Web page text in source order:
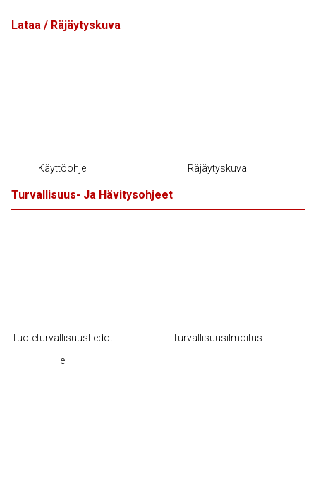
Lataa / Räjäytyskuva
Käyttöohje Räjäytyskuva
Turvallisuus- Ja Hävitysohjeet
Tuoteturvallisuustiedot
e
Turvallisuusilmoitus